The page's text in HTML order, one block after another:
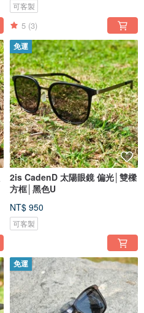
可客製
5 (3)
免運
2is CadenD 太陽眼鏡 偏光│雙樑
方框│黑色U
NT$ 950
可客製
免運